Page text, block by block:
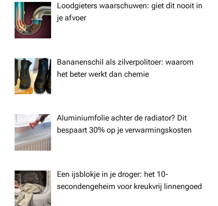
i
o
n
Loodgieters waarschuwen: giet dit nooit in
je afvoer
Bananenschil als zilverpolitoer: waarom
het beter werkt dan chemie
Aluminiumfolie achter de radiator? Dit
bespaart 30% op je verwarmingskosten
Een ijsblokje in je droger: het 10-
secondengeheim voor kreukvrij linnengoed